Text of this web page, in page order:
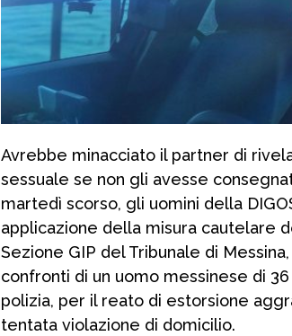
Avrebbe minacciato il partner di
sessuale se non gli avesse
martedì scorso, gli uomini della
applicazione della misura cautelare
Sezione GIP del Tribunale di
confronti di un uomo messinese di
polizia, per il reato di estorsione
tentata violazione di domicilio.